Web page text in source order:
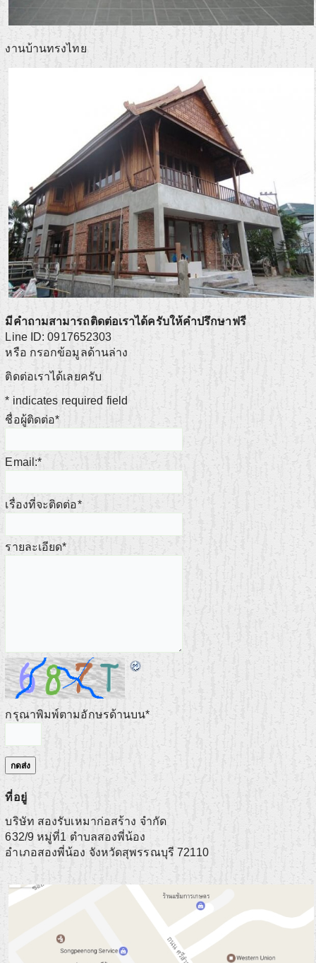
งานบ้านทรงไทย
มีคำถามสามารถติดต่อเราได้ครับให้คำปรึกษาฟรี
Line ID: 0917652303
หรือ กรอกข้อมูลด้านล่าง
ติดต่อเราได้เลยครับ
* indicates required field
ชื่อผู้ติดต่อ*
Email:*
เรื่องที่จะติดต่อ*
รายละเอียด*
กรุณาพิมพ์ตามอักษรด้านบน*
ที่อยู่
บริษัท สองรับเหมาก่อสร้าง จำกัด
632/9 หมู่ที่1 ตำบลสองพี่น้อง
อำเภอสองพี่น้อง จังหวัดสุพรรณบุรี 72110